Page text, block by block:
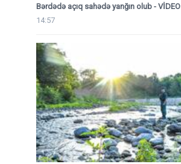
Bərdədə açıq sahədə yanğın olub - VİDEO
14:57